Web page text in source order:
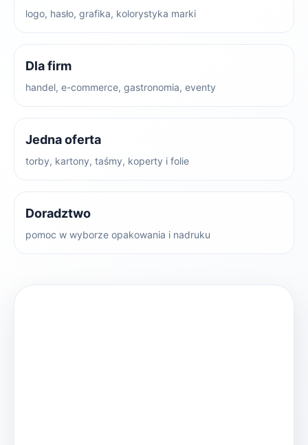
logo, hasło, grafika, kolorystyka marki
Dla firm
handel, e-commerce, gastronomia, eventy
Jedna oferta
torby, kartony, taśmy, koperty i folie
Doradztwo
pomoc w wyborze opakowania i nadruku